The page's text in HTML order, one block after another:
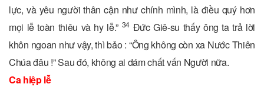
lực, và yêu người thân cận như chính mình, là điều quý hơn
mọi lễ toàn thiêu và hy lễ.” 34 Đức Giê-su thấy ông ta trả lời
khôn ngoan như vậy, thì bảo : “Ông không còn xa Nước Thiên
Chúa đâu !” Sau đó, không ai dám chất vấn Người nữa.
Ca hiệp lễ